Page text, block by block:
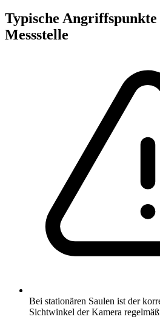
Typische Angriffspunkte
Messstelle
Bei stationären Saulen ist der
Sichtwinkel der Kamera